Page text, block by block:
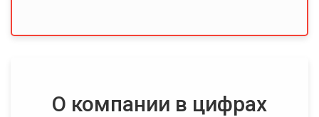
О компании в цифрах